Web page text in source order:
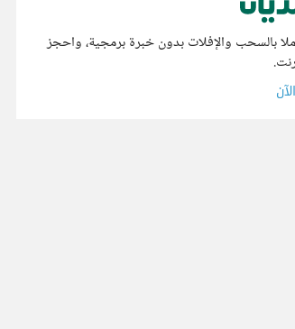
بالسحب والإفلات بدون خبرة برمجية، واحجز